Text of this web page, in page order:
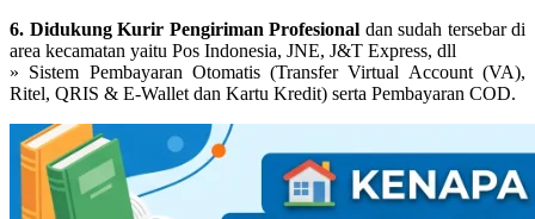
6. Didukung Kurir Pengiriman Profesional dan sudah tersebar di
area kecamatan yaitu Pos Indonesia, JNE, J&T Express, dll
» Sistem Pembayaran Otomatis (Transfer Virtual Account (VA),
Ritel, QRIS & E-Wallet dan Kartu Kredit) serta Pembayaran COD.